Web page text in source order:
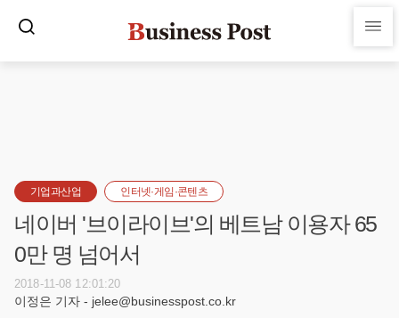
기업과산업 인터넷·게임·콘텐츠
네이버 '브이라이브'의 베트남 이용자 65
0만 명 넘어서
2018-11-08 12:01:20
이정은 기자 - jelee@businesspost.co.kr